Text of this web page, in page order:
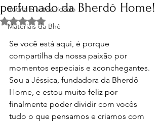
Rotina e autocuidado
Materiais da Bhê
perfumado da Bherdô Home!
Avaliado com NaN de 5 estrelas.
Se você está aqui, é porque
compartilha da nossa paixão por
momentos especiais e aconchegantes.
Sou a Jéssica, fundadora da Bherdô
Home, e estou muito feliz por
finalmente poder dividir com vocês
tudo o que pensamos e criamos com